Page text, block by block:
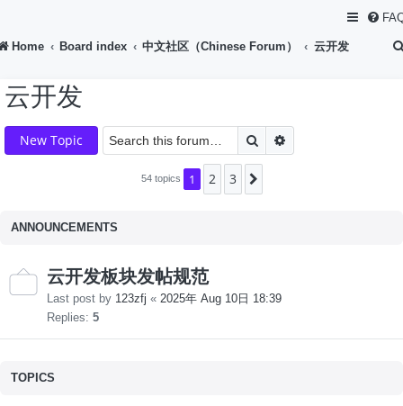
Home Board index 中文社区（Chinese Forum） 云开发
云开发
New Topic Search
54 topics 1 2 3
ANNOUNCEMENTS
云开发板块发帖规范
Last post by 123zfj « 2025年 Aug 10日 18:39
Replies: 5
TOPICS